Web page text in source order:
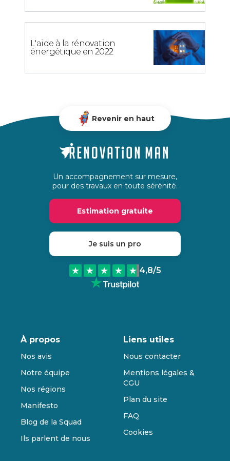
L'aide à la rénovation
énergétique en 2022
Revenir en haut
Un accompagnement sur mesure,
pour des travaux en toute sérénité.
Estimation gratuite
Je suis un pro
4,8/5
À propos
Nos avis
Notre équipe
Nos régions
Manifesto
Blog de la Squad
Ils parlent de nous
Liens utiles
Nous contacter
Mentions légales &
CGU
Plan du site
FAQ
Cookies